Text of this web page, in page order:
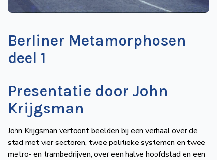
Berliner Metamorphosen
deel 1
Presentatie door John
Krijgsman
John Krijgsman vertoont beelden bij een verhaal over de
stad met vier sectoren, twee politieke systemen en twee
metro- en trambedrijven, over een halve hoofdstad en een